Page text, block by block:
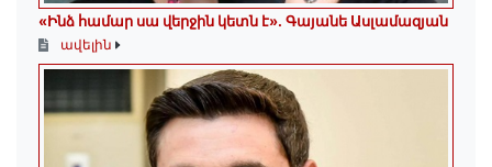
«Ինձ համար սա վերջին կետն է»․ Գայանե Ասլամազյան
ավելին